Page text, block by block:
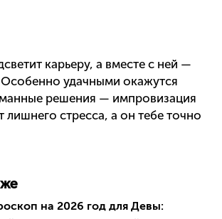
карьеру, а вместе с ней —
удачными окажутся
решения — импровизация
лишнего стресса, а он тебе точно
на 2026 год для Девы: